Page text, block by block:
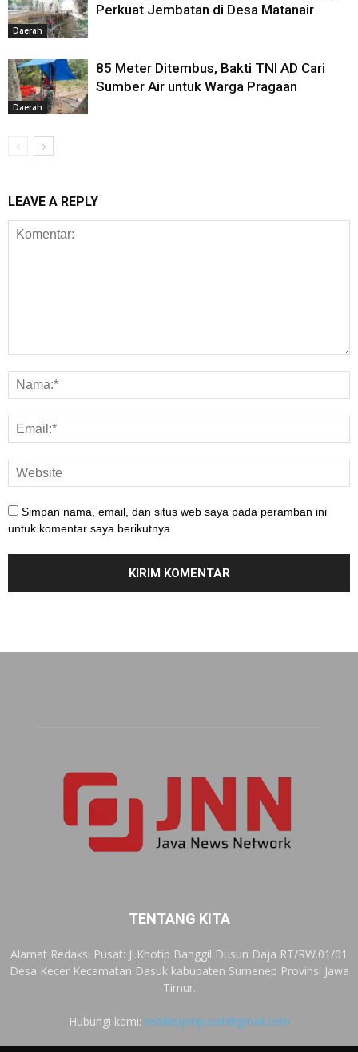
Daerah
Perkuat Jembatan di Desa Matanair
Daerah
85 Meter Ditembus, Bakti TNI AD Cari
Sumber Air untuk Warga Pragaan
LEAVE A REPLY
Simpan nama, email, dan situs web saya pada peramban ini
untuk komentar saya berikutnya.
TENTANG KITA
Alamat Redaksi Pusat: Jl.Khotip Banggil Dusun Daja RT/RW.01/01
Desa Kecer Kecamatan Dasuk kabupaten Sumenep Provinsi Jawa
Timur.
Hubungi kami: redaksijnnpusat@gmail.com